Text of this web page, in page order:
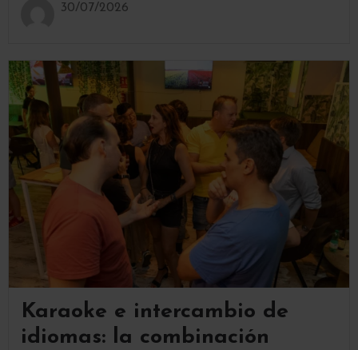
30/07/2026
Karaoke e intercambio de
idiomas: la combinación